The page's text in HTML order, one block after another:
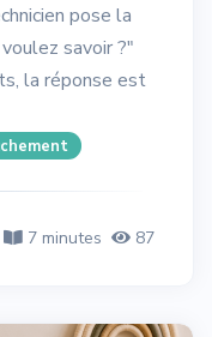
pose la
savoir ?"
la réponse est
7 minutes 87